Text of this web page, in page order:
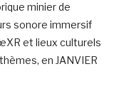
minier de
sonore immersif
et lieux culturels
en JANVIER